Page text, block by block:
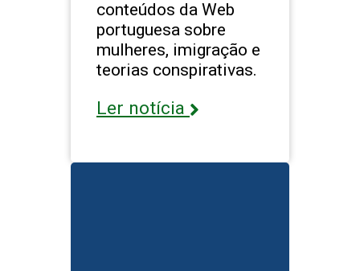
conteúdos da Web
portuguesa sobre
mulheres, imigração e
teorias conspirativas.
Ler notícia